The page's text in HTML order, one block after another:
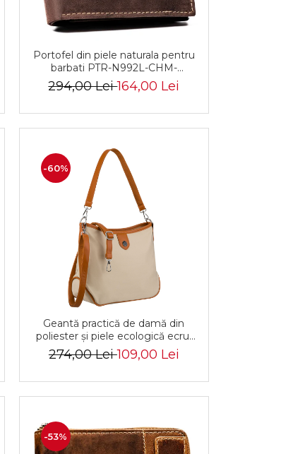
Portofel din piele naturala pentru
barbati PTR-N992L-CHM-
HORSE-BL B
294,00 Lei164,00 Lei
-60%
Geantă practică de damă din
poliester și piele ecologică ecru,
cu închidere cu fermoar -
Peterson PTR-PTN CTY-30-2997
274,00 Lei109,00 Lei
-53%